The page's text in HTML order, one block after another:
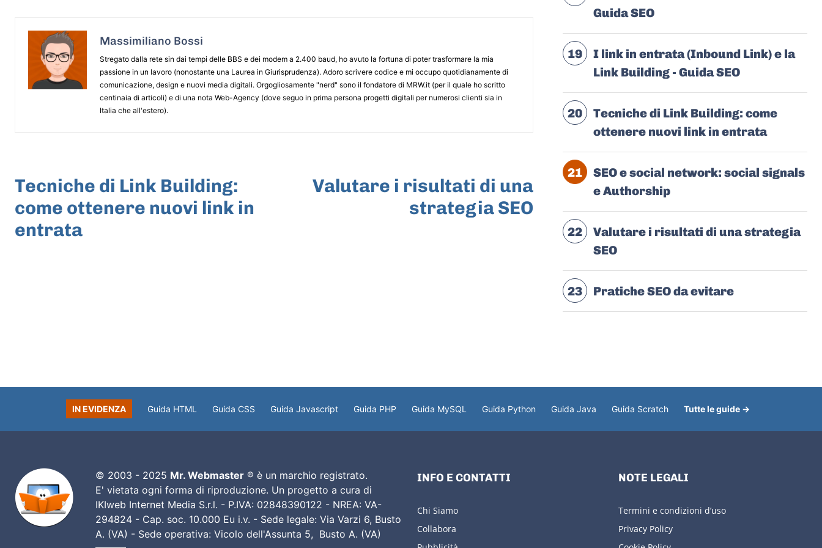
Massimiliano Bossi
Stregato dalla rete sin dai tempi delle BBS e dei modem a 2.400 baud, ho avuto la fortuna di poter trasformare la mia
passione in un lavoro (nonostante una Laurea in Giurisprudenza). Adoro scrivere codice e mi occupo quotidianamente di
comunicazione, design e nuovi media digitali. Orgogliosamente "nerd" sono il fondatore di MRW.it (per il quale ho scritto
centinaia di articoli) e di una nota Web-Agency (dove seguo in prima persona progetti digitali per numerosi clienti sia in
Italia che all'estero).
Tecniche di Link Building:
come ottenere nuovi link in
entrata
Valutare i risultati di una
strategia SEO
Guida SEO
19
I link in entrata (Inbound Link) e la
Link Building - Guida SEO
20
Tecniche di Link Building: come
ottenere nuovi link in entrata
21
SEO e social network: social signals
e Authorship
22
Valutare i risultati di una strategia
SEO
23 Pratiche SEO da evitare
IN EVIDENZA Guida HTML Guida CSS Guida Javascript Guida PHP Guida MySQL Guida Python Guida Java Guida Scratch Tutte le guide →
© 2003 - 2025 Mr. Webmaster® è un marchio registrato.
E' vietata ogni forma di riproduzione. Un progetto a cura di
IKIweb Internet Media S.r.l. - P.IVA: 02848390122 - NREA: VA-
294824 - Cap. soc. 10.000 Eu i.v. - Sede legale: Via Varzi 6, Busto
A. (VA) - Sede operativa: Vicolo dell'Assunta 5, Busto A. (VA)
INFO E CONTATTI
Chi Siamo
Collabora
NOTE LEGALI
Termini e condizioni d’uso
Privacy Policy